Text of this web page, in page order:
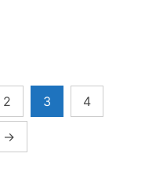
2 3 4
→